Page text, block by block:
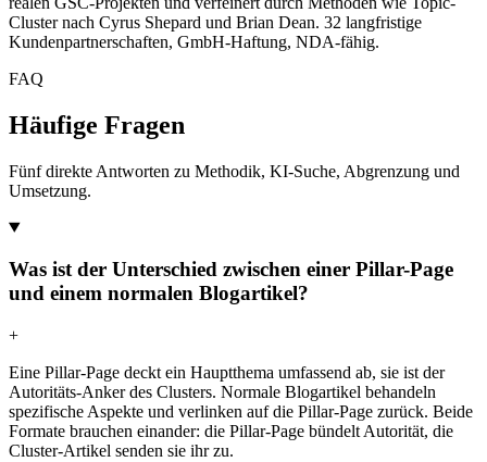
Cluster nach Cyrus Shepard und Brian Dean. 32 langfristige
Kundenpartnerschaften, GmbH-Haftung, NDA-fähig.
FAQ
Häufige Fragen
Fünf direkte Antworten zu Methodik, KI-Suche, Abgrenzung und
Umsetzung.
Was ist der Unterschied zwischen einer Pillar-Page
und einem normalen Blogartikel?
+
Eine Pillar-Page deckt ein Hauptthema umfassend ab, sie ist der
Autoritäts-Anker des Clusters. Normale Blogartikel behandeln
spezifische Aspekte und verlinken auf die Pillar-Page zurück. Beide
Formate brauchen einander: die Pillar-Page bündelt Autorität, die
Cluster-Artikel senden sie ihr zu.